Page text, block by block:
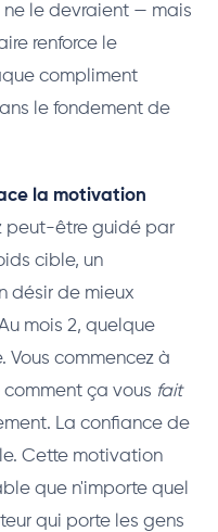
le devraient — mais
renforce le
compliment
le fondement de
la motivation
peut-être guidé par
cible, un
désir de mieux
mois 2, quelque
Vous commencez à
ça vous fait
La confiance de
Cette motivation
que n'importe quel
qui porte les gens